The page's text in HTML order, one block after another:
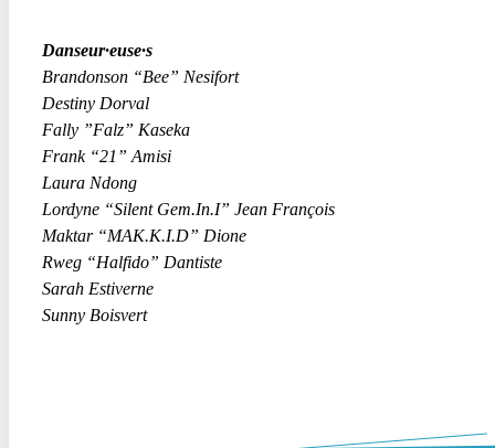
Danseur·euse·s
Brandonson “Bee” Nesifort
Destiny Dorval
Fally ”Falz” Kaseka
Frank “21” Amisi
Laura Ndong
Lordyne “Silent Gem.In.I” Jean François
Maktar “MAK.K.I.D” Dione
Rweg “Halfido” Dantiste
Sarah Estiverne
Sunny Boisvert